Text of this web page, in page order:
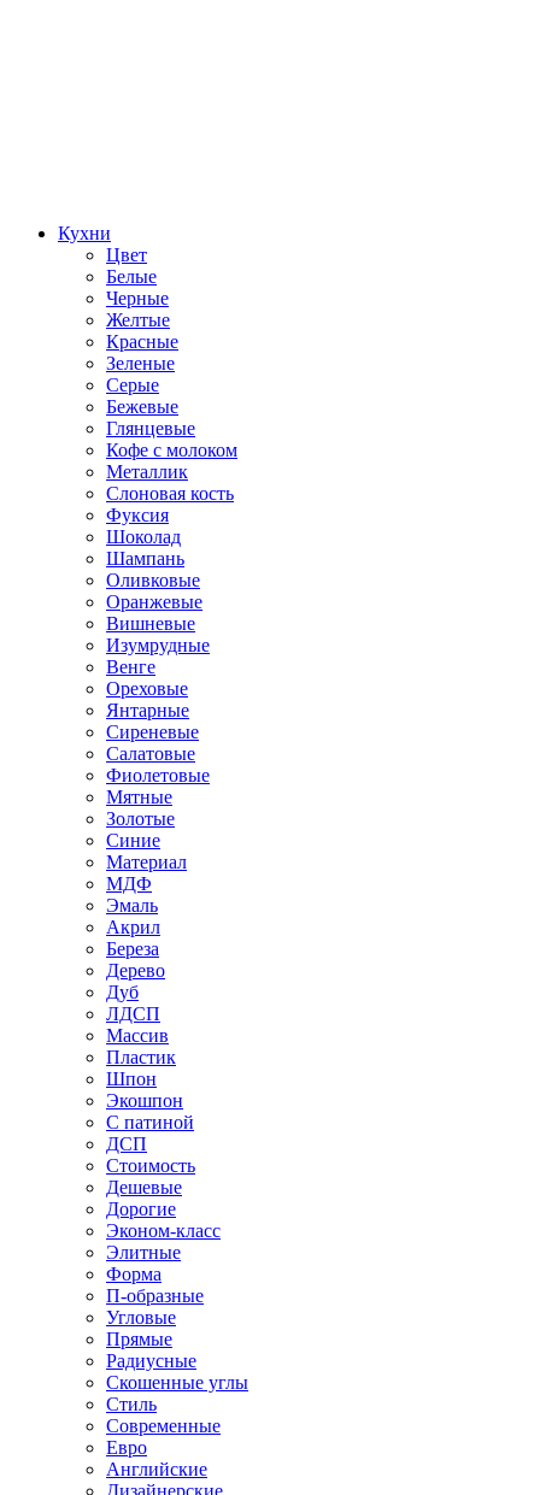
Кухни
Цвет
Белые
Черные
Желтые
Красные
Зеленые
Серые
Бежевые
Глянцевые
Кофе с молоком
Металлик
Слоновая кость
Фуксия
Шоколад
Шампань
Оливковые
Оранжевые
Вишневые
Изумрудные
Венге
Ореховые
Янтарные
Сиреневые
Салатовые
Фиолетовые
Мятные
Золотые
Синие
Материал
МДФ
Эмаль
Акрил
Береза
Дерево
Дуб
ЛДСП
Массив
Пластик
Шпон
Экошпон
С патиной
ДСП
Стоимость
Дешевые
Дорогие
Эконом-класс
Элитные
Форма
П-образные
Угловые
Прямые
Радиусные
Скошенные углы
Стиль
Современные
Евро
Английские
Дизайнерские